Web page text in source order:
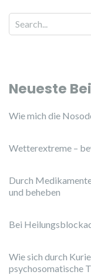
Neueste
Wie mich die
Wetterextreme –
Durch
und beheben
Bei
Wie sich durch
psychosomatische